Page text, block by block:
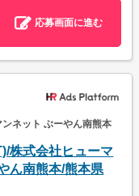
応募画面に進む
ネット ぶーやん南熊本
株式会社ヒューマ
ん南熊本/熊本県